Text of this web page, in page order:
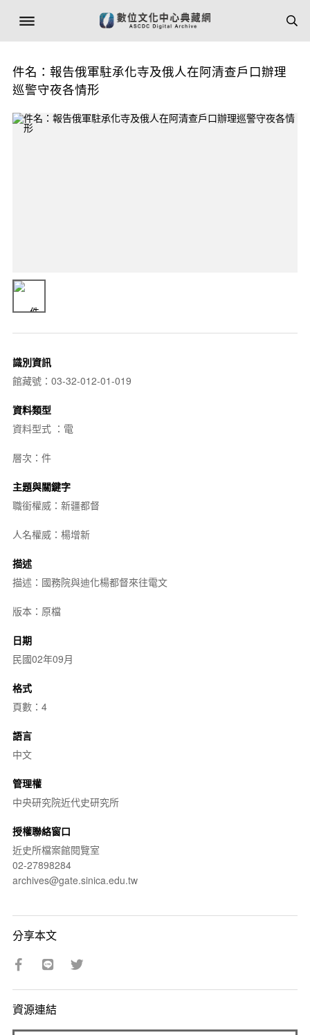
件名：報告俄軍駐承化寺及俄人在阿清查戶口辦理
巡警守夜各情形
識別資訊
館藏號：03-32-012-01-019
資料類型
資料型式 ：電
層次：件
主題與關鍵字
職銜權威：新疆都督
人名權威：楊增新
描述
描述：國務院與迪化楊都督來往電文
版本：原檔
日期
民國02年09月
格式
頁數：4
語言
中文
管理權
中央研究院近代史研究所
授權聯絡窗口
近史所檔案館閱覽室
02-27898284
archives@gate.sinica.edu.tw
分享本文
資源連結